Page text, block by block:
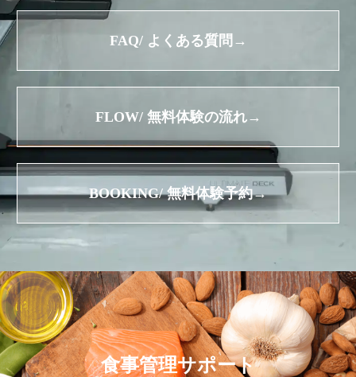
FAQ/ よくある質問→
FLOW/ 無料体験の流れ→
BOOKING/ 無料体験予約→
食事管理サポート